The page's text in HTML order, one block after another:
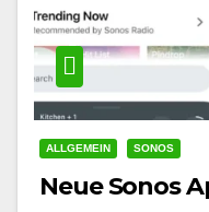
ALLGEMEIN SONOS
Neue Sonos